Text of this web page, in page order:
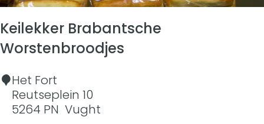
Keilekker Brabantsche
Worstenbroodjes
K Het Fort
Reutseplein 10
5264 PN Vught